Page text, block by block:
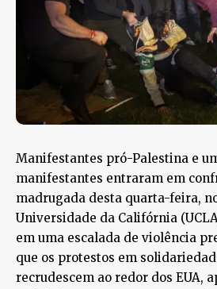
Manifestantes pró-Palestina e
manifestantes entraram em
madrugada desta quarta-feira,
Universidade da Califórnia
em uma escalada de violência
que os protestos em
recrudescem ao redor dos EUA,